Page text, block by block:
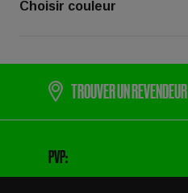
Choisir couleur
TROUVER UN REVENDEUR
PVP: